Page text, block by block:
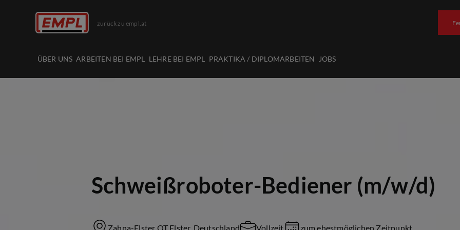
zurück zu empl.at
ÜBER UNS ARBEITEN BEI EMPL LEHRE BEI EMPL PRAKTIKA / DIPLOMARBEITEN JOBS
Schweißroboter-Bediener (m/w/d)
Zahna-Elster OT Elster, Deutschland Vollzeit zum ehestmöglichen Zeitpunkt